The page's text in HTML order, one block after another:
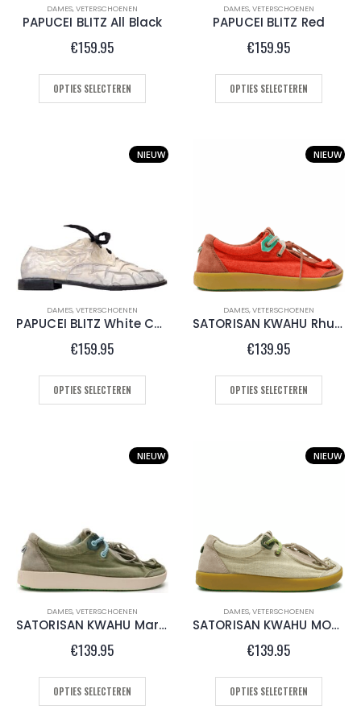
DAMES,VETERSCHOENEN
PAPUCEI BLITZ All Black
€159.95
OPTIES SELECTEREN
DAMES,VETERSCHOENEN
PAPUCEI BLITZ Red
€159.95
OPTIES SELECTEREN
NIEUW
DAMES,VETERSCHOENEN
PAPUCEI BLITZ White Cosmina
€159.95
OPTIES SELECTEREN
NIEUW
DAMES,VETERSCHOENEN
SATORISAN KWAHU Rhubarb Juice
€139.95
OPTIES SELECTEREN
NIEUW
DAMES,VETERSCHOENEN
SATORISAN KWAHU Marshland
€139.95
OPTIES SELECTEREN
NIEUW
DAMES,VETERSCHOENEN
SATORISAN KWAHU MONTBLANC Gr.
€139.95
OPTIES SELECTEREN